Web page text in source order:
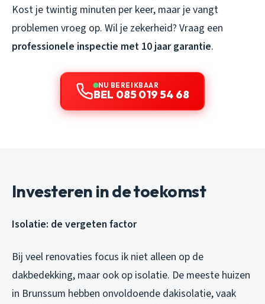
Kost je twintig minuten per keer, maar je vangt
problemen vroeg op. Wil je zekerheid? Vraag een
professionele inspectie met 10 jaar garantie.
NU BEREIKBAAR
BEL 085 019 54 68
Investeren in de toekomst
Isolatie: de vergeten factor
Bij veel renovaties focus ik niet alleen op de
dakbedekking, maar ook op isolatie. De meeste huizen
in Brunssum hebben onvoldoende dakisolatie, vaak